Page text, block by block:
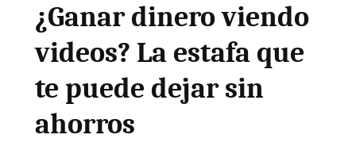
¿Ganar dinero viendo
videos? La estafa que
te puede dejar sin
ahorros